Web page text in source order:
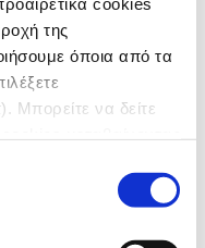
της
όποια από τα
Μπορείτε να δείτε
ήδη στον
δυναμικές συχνά
τα δεδομένα είναι
μόνο μετά
Σε αυτήν την
scraper, αλλά
πώς να το φτιάξετε.